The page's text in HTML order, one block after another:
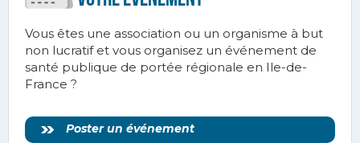
Vous êtes une association ou un organisme à but
non lucratif et vous organisez un événement de
santé publique de portée régionale en Ile-de-
France ?
Poster un événement